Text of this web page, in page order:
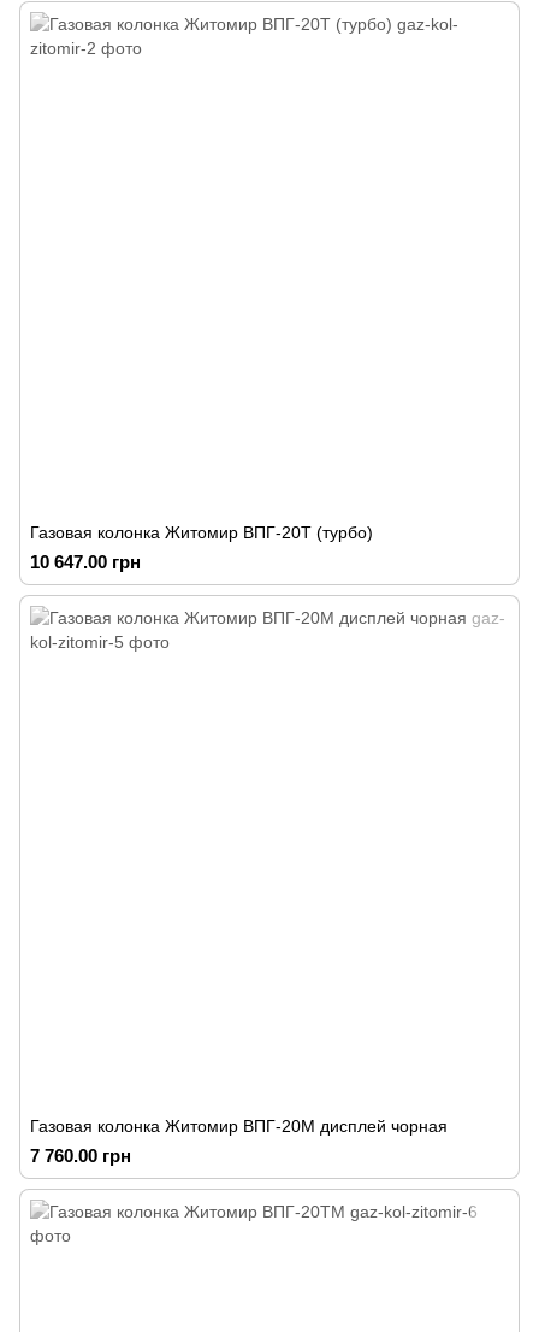
Газовая колонка Житомир ВПГ-20Т (турбо)
10 647.00 грн
Газовая колонка Житомир ВПГ-20М дисплей чорная
7 760.00 грн